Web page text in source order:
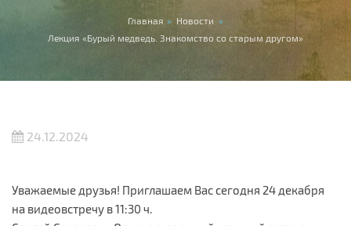
Вы здесь Главная » Новости »
Лекция «Бурый медведь. Знакомство со старым другом»
24.12.2024
Уважаемые друзья! Приглашаем Вас сегодня 24 декабря
на видеовстречу в 11:30 ч.